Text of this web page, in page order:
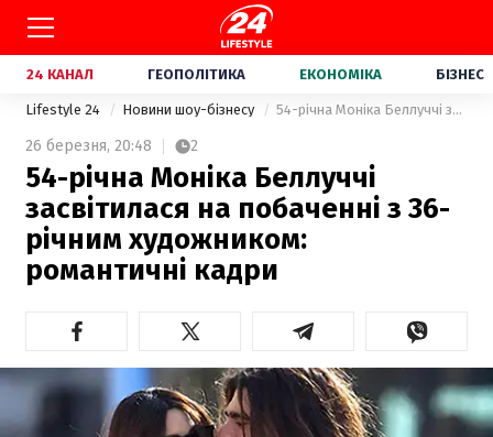
24 КАНАЛ ГЕОПОЛІТИКА ЕКОНОМІКА БІЗНЕС
Lifestyle 24 Новини шоу-бізнесу 54-річна Моніка Беллуччі засвітилася на побаченні з 36-річним художником: романтичні кадри
26 березня, 20:48 2
54-річна Моніка Беллуччі
засвітилася на побаченні з 36-
річним художником:
романтичні кадри